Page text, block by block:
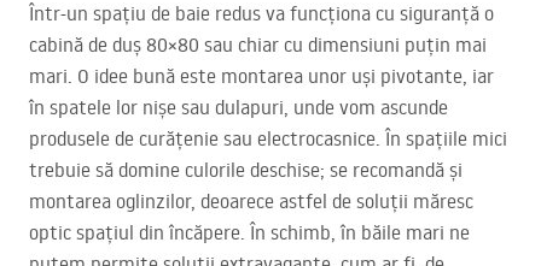
Într-un spațiu de baie redus va funcționa cu siguranță o
cabină de duș 80×80 sau chiar cu dimensiuni puțin mai
mari. O idee bună este montarea unor uși pivotante, iar
în spatele lor nișe sau dulapuri, unde vom ascunde
produsele de curățenie sau electrocasnice. În spațiile mici
trebuie să domine culorile deschise; se recomandă și
montarea oglinzilor, deoarece astfel de soluții măresc
optic spațiul din încăpere. În schimb, în băile mari ne